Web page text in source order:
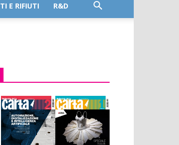
E RIFIUTI R&D